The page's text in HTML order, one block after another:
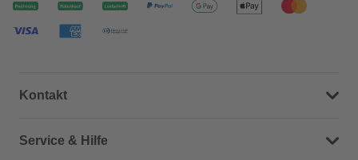
Kontakt
Dein Kontakt zu uns
Service & Hilfe